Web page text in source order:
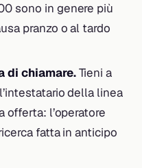
sono in genere più
pranzo o al tardo
di chiamare.Tieni a
della linea
offerta: l’operatore
fatta in anticipo